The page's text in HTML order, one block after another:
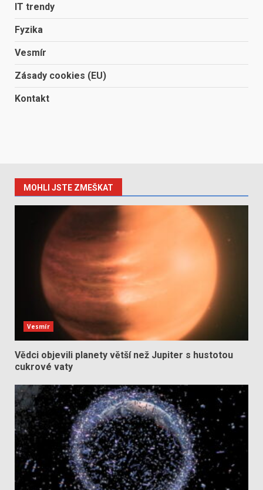
IT trendy
Fyzika
Vesmír
Zásady cookies (EU)
Kontakt
MOHLI JSTE ZMEŠKAT
Vesmír
Vědci objevili planety větší než Jupiter s hustotou
cukrové vaty